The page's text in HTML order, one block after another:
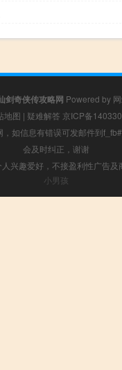
剑奇侠传攻略网 Powered by
地图 | 疑难解答 京ICP备
如信息有错误可发邮件到
会及时纠正，谢谢
兴趣爱好，不接盈利性广告及
小男孩